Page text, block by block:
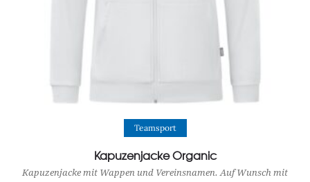
View Product
Teamsport
Kapuzenjacke Organic
Kapuzenjacke mit Wappen und Vereinsnamen. Auf Wunsch mit